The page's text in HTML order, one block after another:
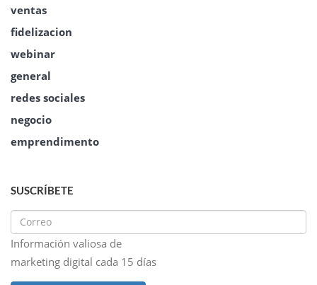
ventas
fidelizacion
webinar
general
redes sociales
negocio
emprendimento
SUSCRÍBETE
Información valiosa de
marketing digital cada 15 días